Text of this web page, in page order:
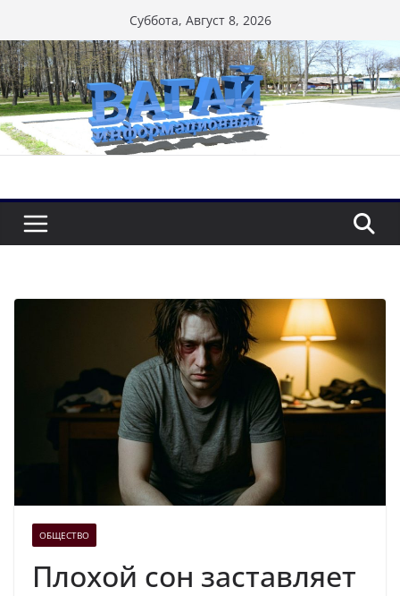
к
содержимому
Суббота, Август 8, 2026
ОБЩЕСТВО
Плохой сон заставляет